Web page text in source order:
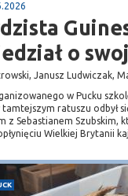
o
Janusz Ludwiczak,
w Pucku
ratuszu odbył
z Sebastianem Szubskim,
Wielkiej Brytanii